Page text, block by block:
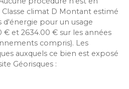
Classe climat D Montant estimé
d'énergie pour un usage
€ et 2634.00 € sur les années
compris). Les
auxquels ce bien est exposé
Géorisques :